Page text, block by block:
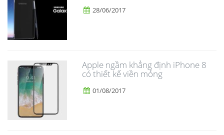
28/06/2017
Apple ngầm khẳng định iPhone 8
có thiết kế viền mỏng
01/08/2017